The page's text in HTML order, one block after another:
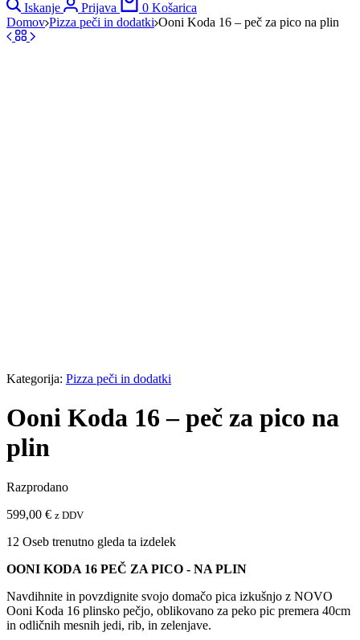
Iskanje Prijava 0 Košarica
Domov Pizza peči in dodatki Ooni Koda 16 – peč za pico na plin
Kategorija: Pizza peči in dodatki
Ooni Koda 16 – peč za pico na
plin
Razprodano
599,00 € z DDV
12 Oseb trenutno gleda ta izdelek
OONI KODA 16 PEČ ZA PICO - NA PLIN
Navdihnite in povzdignite svojo domačo pica izkušnjo z NOVO
Ooni Koda 16 plinsko pečjo, oblikovano za peko pic premera 40cm
in odličnih mesnih jedi, rib, in zelenjave.